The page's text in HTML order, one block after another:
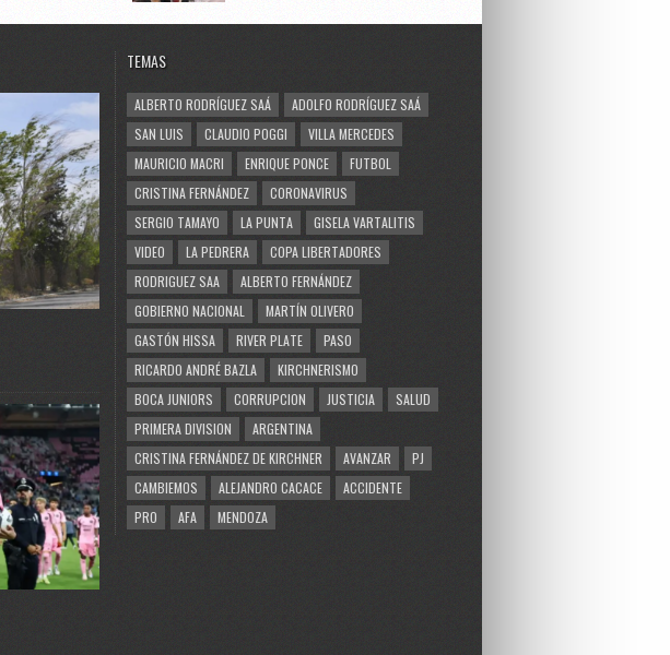
TEMAS
ALBERTO RODRÍGUEZ SAÁ
ADOLFO RODRÍGUEZ SAÁ
SAN LUIS
CLAUDIO POGGI
VILLA MERCEDES
MAURICIO MACRI
ENRIQUE PONCE
FUTBOL
CRISTINA FERNÁNDEZ
CORONAVIRUS
SERGIO TAMAYO
LA PUNTA
GISELA VARTALITIS
VIDEO
LA PEDRERA
COPA LIBERTADORES
RODRIGUEZ SAA
ALBERTO FERNÁNDEZ
GOBIERNO NACIONAL
MARTÍN OLIVERO
GASTÓN HISSA
RIVER PLATE
PASO
RICARDO ANDRÉ BAZLA
KIRCHNERISMO
BOCA JUNIORS
CORRUPCION JUSTICIA
SALUD
PRIMERA DIVISION
ARGENTINA
CRISTINA FERNÁNDEZ DE KIRCHNER
AVANZAR
PJ
CAMBIEMOS
ALEJANDRO CACACE
ACCIDENTE
PRO
AFA MENDOZA